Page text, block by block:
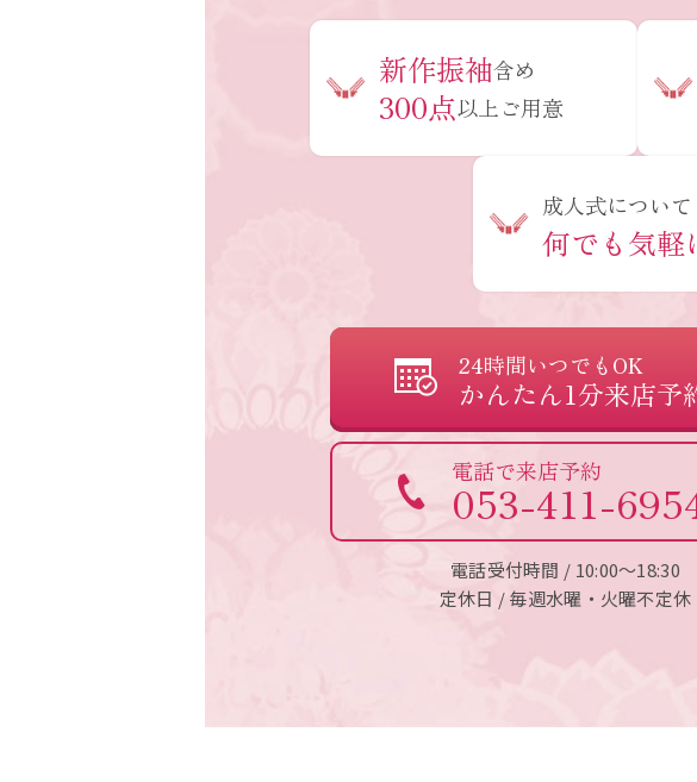
新作振袖含め
300点以上ご用意
成人式について
何でも気軽
24時間いつでもOK
かんたん1分来店予
電話で来店予約
053-411-
電話受付時間 / 10:00〜18:30
定休日 / 毎週水曜・火曜不定休